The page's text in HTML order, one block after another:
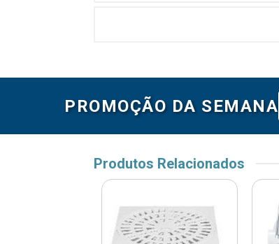
PROMOÇÃO DA SEMANA
Produtos Relacionados